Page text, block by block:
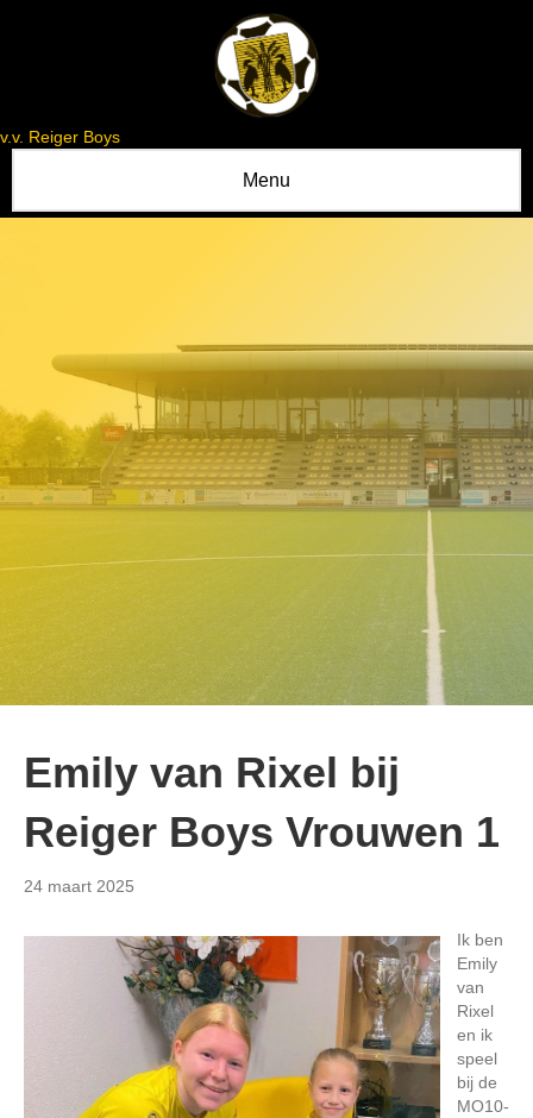
v.v. Reiger Boys
Menu
Emily van Rixel bij
Reiger Boys Vrouwen 1
24 maart 2025
Ik ben
Emily
van
Rixel
en ik
speel
bij de
MO10-